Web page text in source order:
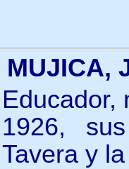
MUJICA,
1926,
Tavera y